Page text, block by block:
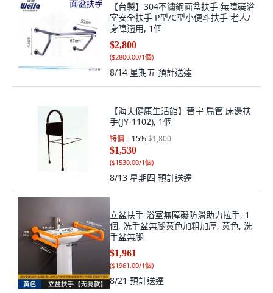
【台製】304不鏽鋼面盆扶手 無障礙浴
室安全扶手 P型/C型小便斗扶手 老人/
身障適用, 1個
$2,800
($2800.00/1個)
8/14 星期五 預計送達
【海夫健康生活館】晉宇 扁管 床邊扶
手(JY-1102), 1個
特價 15%$1,800
$1,530
($1530.00/1個)
8/13 星期四 預計送達
立盆扶手 浴室無障礙防滑助力拉手, 1
個, 洗手盆無腿黃色加粗加厚, 黃色, 洗
手盆無腿
$1,961
($1961.00/1個)
8/21 預計送達